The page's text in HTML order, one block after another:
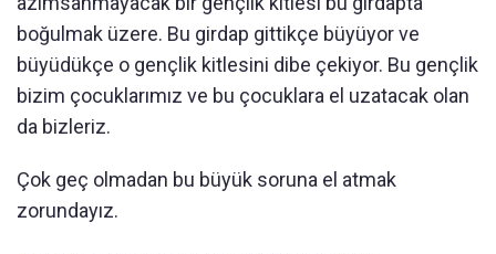
boğulmak üzere. Bu girdap gittikçe büyüyor ve
büyüdükçe o gençlik kitlesini dibe çekiyor. Bu gençlik
bizim çocuklarımız ve bu çocuklara el uzatacak olan
da bizleriz.
Çok geç olmadan bu büyük soruna el atmak
zorundayız.